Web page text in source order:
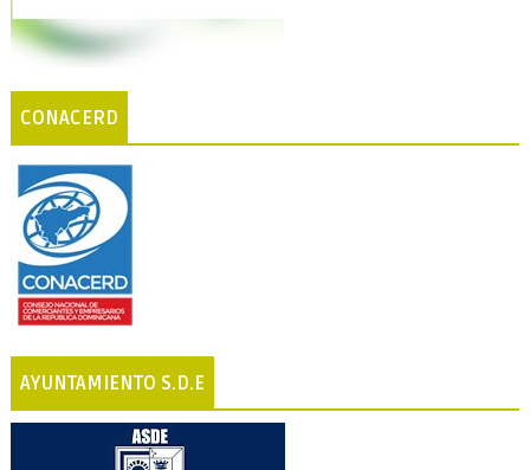
CONACERD
AYUNTAMIENTO S.D.E